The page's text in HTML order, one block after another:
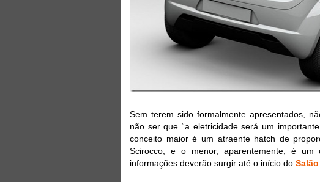
Sem terem sido formalmente apresentados,
não ser que “a eletricidade será um
conceito maior é um atraente hatch de
Scirocco, e o menor, aparentemente, é um
informações deverão surgir até o início do